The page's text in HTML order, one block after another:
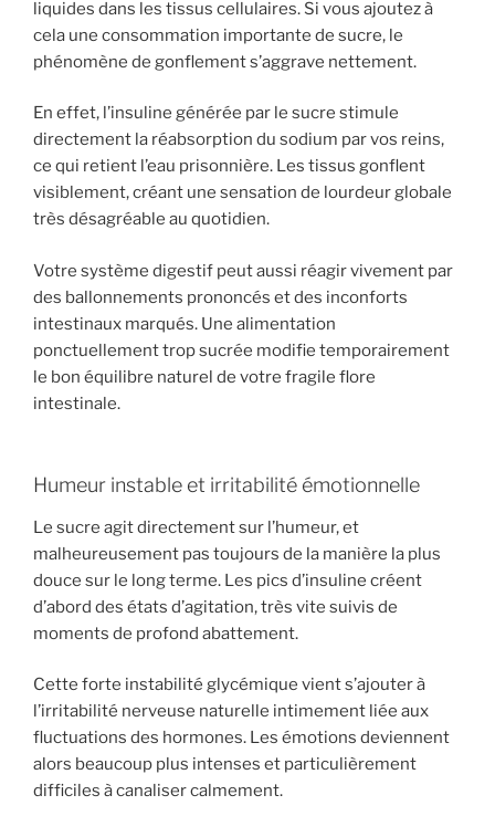
liquides dans les tissus cellulaires. Si vous ajoutez à
cela une consommation importante de sucre, le
phénomène de gonflement s’aggrave nettement.
En effet, l’insuline générée par le sucre stimule
directement la réabsorption du sodium par vos reins,
ce qui retient l’eau prisonnière. Les tissus gonflent
visiblement, créant une sensation de lourdeur globale
très désagréable au quotidien.
Votre système digestif peut aussi réagir vivement par
des ballonnements prononcés et des inconforts
intestinaux marqués. Une alimentation
ponctuellement trop sucrée modifie temporairement
le bon équilibre naturel de votre fragile flore
intestinale.
Humeur instable et irritabilité émotionnelle
Le sucre agit directement sur l’humeur, et
malheureusement pas toujours de la manière la plus
douce sur le long terme. Les pics d’insuline créent
d’abord des états d’agitation, très vite suivis de
moments de profond abattement.
Cette forte instabilité glycémique vient s’ajouter à
l’irritabilité nerveuse naturelle intimement liée aux
fluctuations des hormones. Les émotions deviennent
alors beaucoup plus intenses et particulièrement
difficiles à canaliser calmement.